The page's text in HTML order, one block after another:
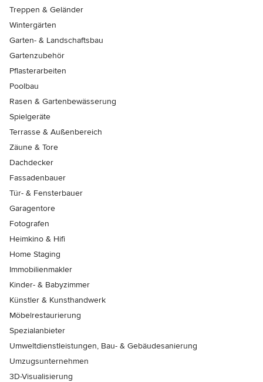
Treppen & Geländer
Wintergärten
Garten- & Landschaftsbau
Gartenzubehör
Pflasterarbeiten
Poolbau
Rasen & Gartenbewässerung
Spielgeräte
Terrasse & Außenbereich
Zäune & Tore
Dachdecker
Fassadenbauer
Tür- & Fensterbauer
Garagentore
Fotografen
Heimkino & Hifi
Home Staging
Immobilienmakler
Kinder- & Babyzimmer
Künstler & Kunsthandwerk
Möbelrestaurierung
Spezialanbieter
Umweltdienstleistungen, Bau- & Gebäudesanierung
Umzugsunternehmen
3D-Visualisierung